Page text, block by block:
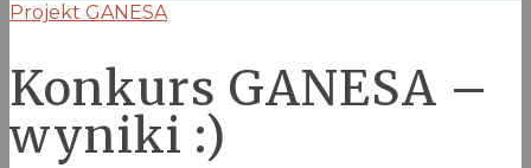
Projekt GANESA
Konkurs GANESA –
wyniki :)